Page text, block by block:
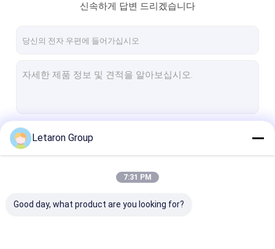
신속하게 답변 드리겠습니다
Letaron Group
7:31 PM
Good day, what product are you looking for?